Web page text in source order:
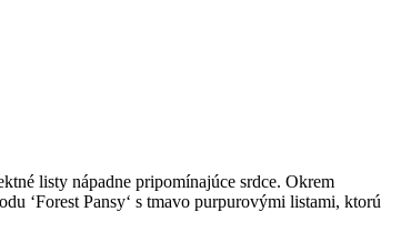
listy nápadne pripomínajúce srdce. Okrem
‘Forest Pansy‘ s tmavo purpurovými listami, ktorú